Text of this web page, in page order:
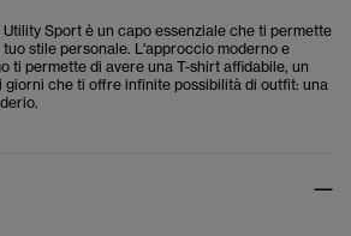
Sport è un capo essenziale che ti permette
stile personale. L'approccio moderno e
ti permette di avere una T-shirt affidabile, un
giorni che ti offre infinite possibilità di outfit: una